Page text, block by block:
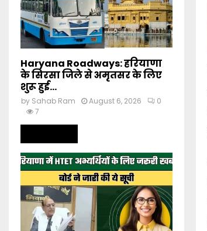
Haryana Roadways: हरियाणा
के सिरसा जिले से अमृतसर के लिए
शुरू हुई...
by Sahab Ram August 6, 2026
0
7